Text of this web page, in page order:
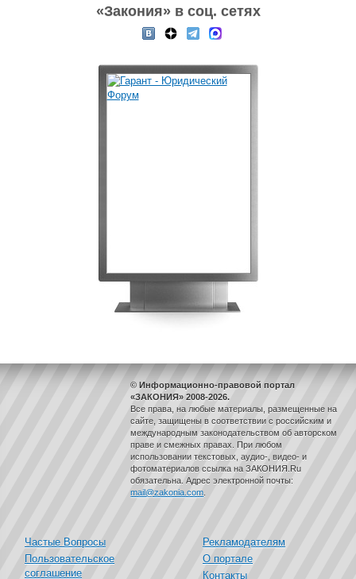
«Закония» в соц. сетях
© Информационно-правовой портал
«ЗАКОНИЯ» 2008-2026.
Все права, на любые материалы, размещенные на
сайте, защищены в соответствии с российским и
международным законодательством об авторском
праве и смежных правах. При любом
использовании текстовых, аудио-, видео- и
фотоматериалов ссылка на ЗАКОНИЯ.Ru
обязательна. Адрес электронной почты:
mail@zakonia.com
Частые Вопросы
Пользовательское
соглашение
Рекламодателям
О портале
Контакты